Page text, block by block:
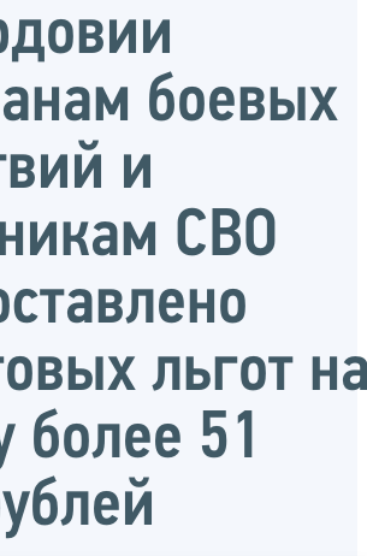
боевых
и
СВО
льгот
более 51